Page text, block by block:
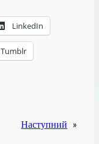
LinkedIn
Tumblr
Наступний »